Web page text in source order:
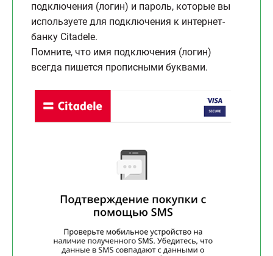
подключения (логин) и пароль, которые вы
используете для подключения к интернет-
банку Citadele.
Помните, что имя подключения (логин)
всегда пишется прописными буквами.